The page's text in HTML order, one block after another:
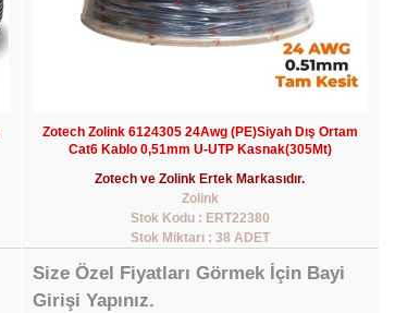
Zotech Zolink 6124305 24Awg (PE)Siyah Dış Ortam
Cat6 Kablo 0,51mm U-UTP Kasnak(305Mt)
Zotech ve Zolink Ertek Markasıdır.
Zolink
Stok Kodu : ERT22380
Stok Miktarı : 38 ADET
Size Özel Fiyatları Görmek İçin Bayi
Girişi Yapınız.